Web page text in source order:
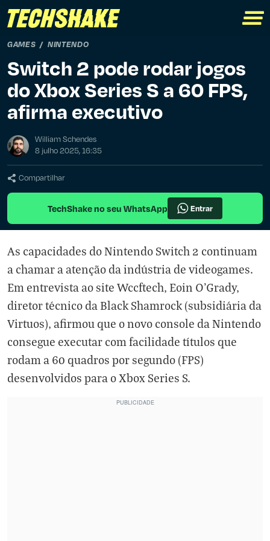
GAMES NINTENDO
Switch 2 pode rodar jogos
do Xbox Series S a 60 FPS,
afirma executivo
William Schendes
8 julho 2025, 16:35
Compartilhar
TechShake no seu WhatsApp Entrar
As capacidades do Nintendo Switch 2 continuam
a chamar a atenção da indústria de videogames.
Em entrevista ao site Wccftech, Eoin O'Grady,
diretor técnico da Black Shamrock (subsidiária da
Virtuos), afirmou que o novo console da Nintendo
consegue executar com facilidade títulos que
rodam a 60 quadros por segundo (FPS)
desenvolvidos para o Xbox Series S.